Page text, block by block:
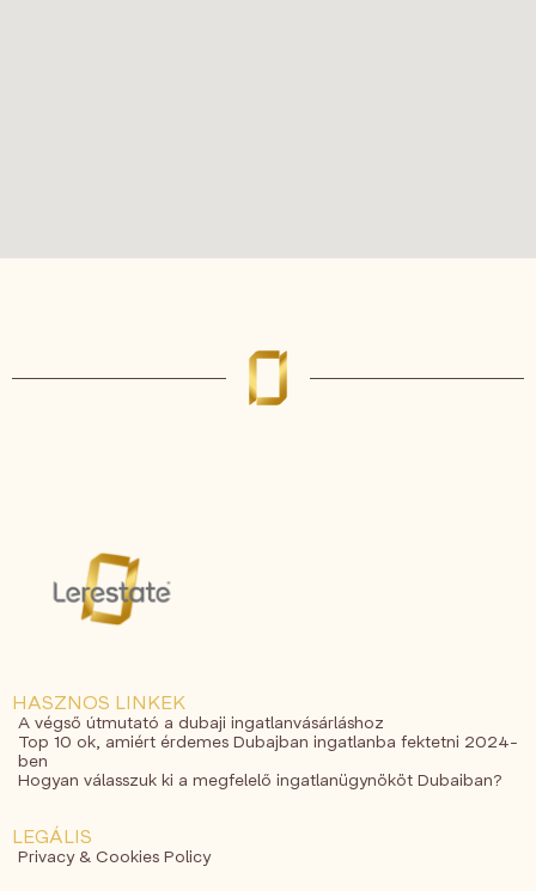
HASZNOS LINKEK
A végső útmutató a dubaji ingatlanvásárláshoz
Top 10 ok, amiért érdemes Dubajban ingatlanba fektetni 2024-
ben
Hogyan válasszuk ki a megfelelő ingatlanügynököt Dubaiban?
LEGÁLIS
Privacy & Cookies Policy